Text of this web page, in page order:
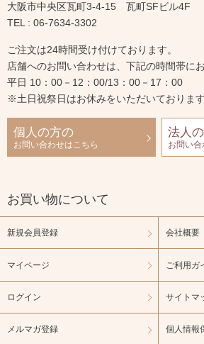
大阪市中央区瓦町3-4-15 瓦町SFビル4F
TEL : 06-7634-3302
ご注文は24時間受け付けております。
店舗へのお問い合わせは、下記の時間帯に
平日 10：00－12：00/13：00－17：00
※土日祝祭日はお休みをいただいております
個人の方の
お問い合わせはこちら
法人
お問い合
お買い物について
新規会員登録
マイページ
ログイン
メルマガ登録
会社概要
ご利用ガ
サイトマ
個人情報